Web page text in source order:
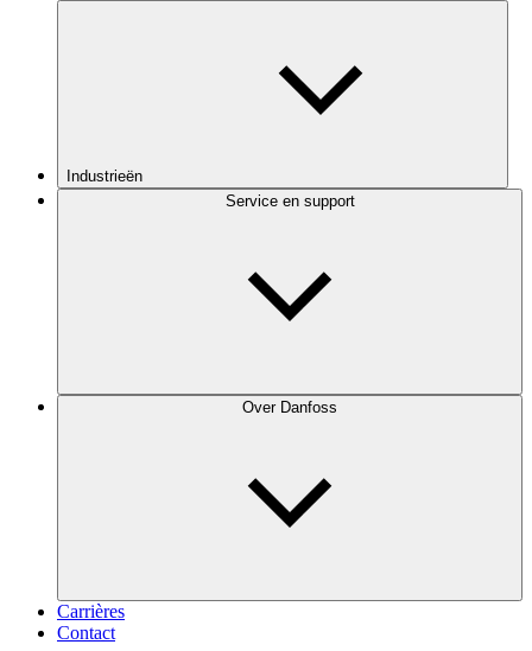
Industrieën
Service en support
Over Danfoss
Carrières
Contact